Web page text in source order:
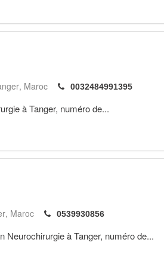
Maroc 0032484991395
à Tanger, numéro de...
Maroc 0539930856
à Tanger, numéro de...